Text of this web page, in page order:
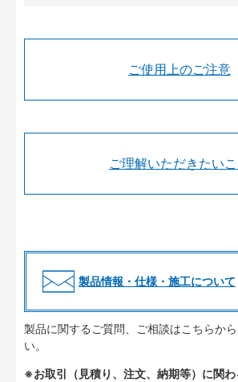
ご使用上のご注意
ご理解いただきたいこ
製品情報・仕様・施工について
製品に関するご質問、ご相談はこちらか
い。
※お取引（見積り、注文、納期等）に関